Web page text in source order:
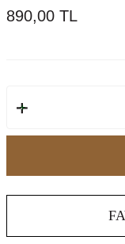
890,00 TL